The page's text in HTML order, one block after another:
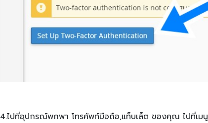
4.ไปที่อุปกรณ์พกพา โทรศัพท์มือถือ,แท็บเล็ต ของคุณ ไปที่เมนู